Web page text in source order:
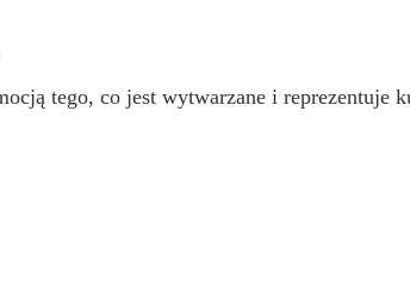
tego, co jest wytwarzane i reprezentuje